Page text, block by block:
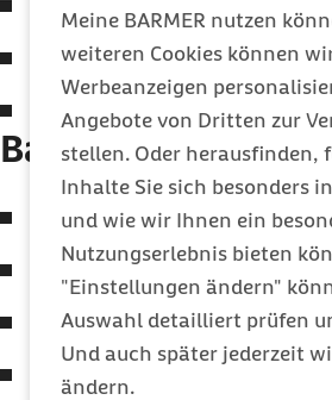
Meine BARMER nutzen
weiteren Cookies können
Werbeanzeigen
Angebote von Dritten zur
stellen. Oder herausfinden,
Inhalte Sie sich besonders
und wie wir Ihnen ein
Nutzungserlebnis bieten
"Einstellungen ändern"
Auswahl detailliert prüfen
Und auch später jederzeit
ändern.
Krankenhausreport 2017
Krankenhausreport 2016
Barmer
Pflegereport 2025
Pflegereport 2024
Pflegereport 2023
Pflegereport 2022